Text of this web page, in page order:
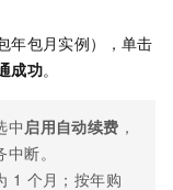
年包月实例），单击
成功。
中启用自动续费 ，
断。
1 个月；按年购